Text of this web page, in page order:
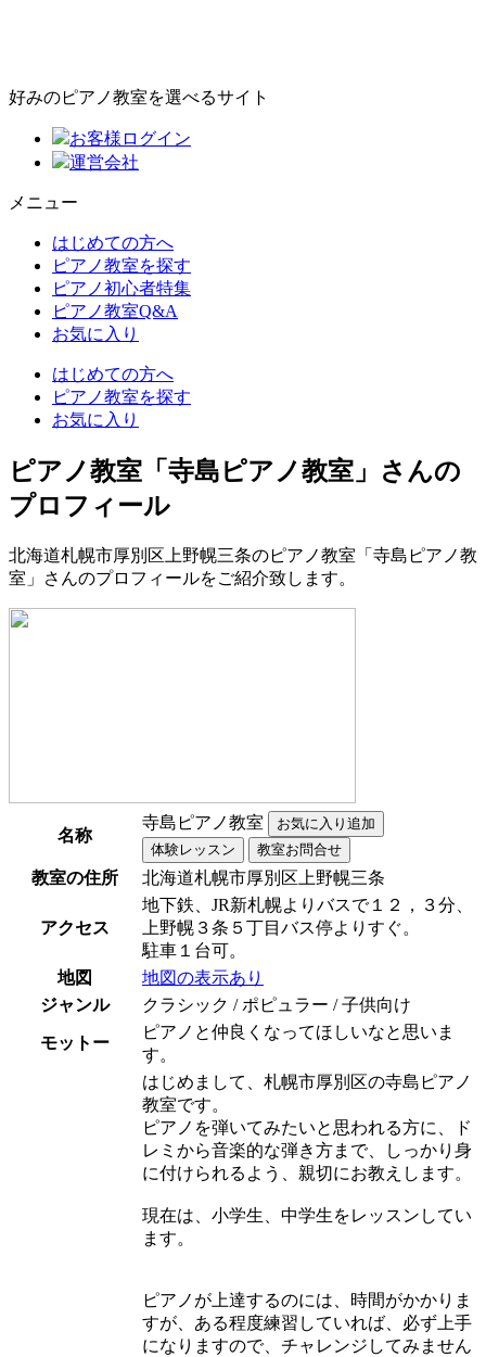
好みのピアノ教室を選べるサイト
お客様ログイン
運営会社
メニュー
はじめての方へ
ピアノ教室を探す
ピアノ初心者特集
ピアノ教室Q&A
お気に入り
はじめての方へ
ピアノ教室を探す
お気に入り
ピアノ教室「寺島ピアノ教室」さんの
プロフィール
北海道札幌市厚別区上野幌三条のピアノ教室「寺島ピアノ教
室」さんのプロフィールをご紹介致します。
名称
寺島ピアノ教室
教室の住所 北海道札幌市厚別区上野幌三条
アクセス
地下鉄、JR新札幌よりバスで１２，３分、
上野幌３条５丁目バス停よりすぐ。
駐車１台可。
地図
地図の表示あり
ジャンル
クラシック / ポピュラー / 子供向け
モットー
ピアノと仲良くなってほしいなと思いま
す。
はじめまして、札幌市厚別区の寺島ピアノ
教室です。
ピアノを弾いてみたいと思われる方に、ド
レミから音楽的な弾き方まで、しっかり身
に付けられるよう、親切にお教えします。
現在は、小学生、中学生をレッスンしてい
ます。
ピアノが上達するのには、時間がかかりま
すが、ある程度練習していれば、必ず上手
になりますので、チャレンジしてみません